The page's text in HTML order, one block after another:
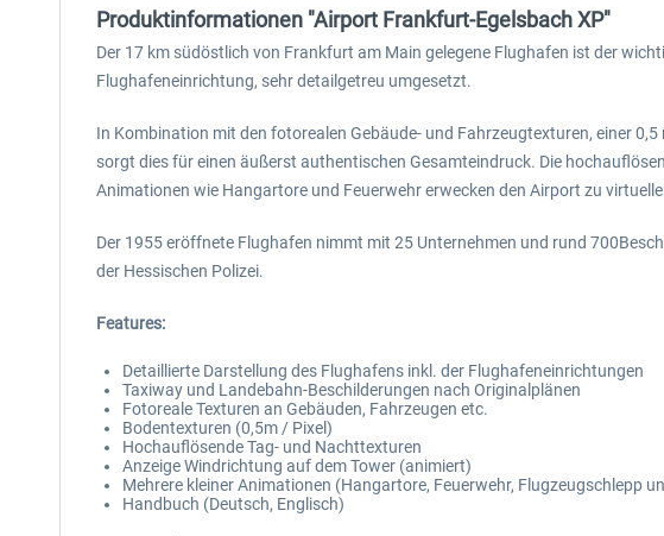
Produktinformationen "Airport Frankfurt-Egelsbach XP"
Der 17 km südöstlich von Frankfurt am Main gelegene Flughafen ist der
Flughafeneinrichtung, sehr detailgetreu umgesetzt.
In Kombination mit den fotorealen Gebäude- und Fahrzeugtexturen, einer
sorgt dies für einen äußerst authentischen Gesamteindruck. Die
Animationen wie Hangartore und Feuerwehr erwecken den Airport zu
Der 1955 eröffnete Flughafen nimmt mit 25 Unternehmen und rund
der Hessischen Polizei.
Features:
Detaillierte Darstellung des Flughafens inkl. der Flughafeneinrichtungen
Taxiway und Landebahn-Beschilderungen nach Originalplänen
Fotoreale Texturen an Gebäuden, Fahrzeugen etc.
Bodentexturen (0,5m / Pixel)
Hochauflösende Tag- und Nachttexturen
Anzeige Windrichtung auf dem Tower (animiert)
Mehrere kleiner Animationen (Hangartore, Feuerwehr, Flugzeugschlepp
Handbuch (Deutsch, Englisch)